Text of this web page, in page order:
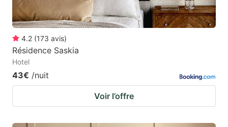
4.2 (173 avis)
Résidence Saskia
Hotel
43€ /nuit
Voir l’offre